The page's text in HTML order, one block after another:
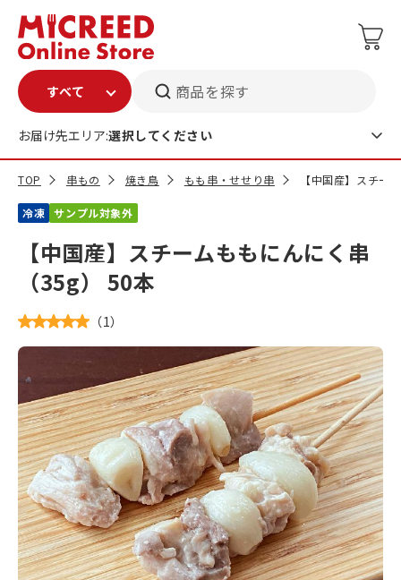
商品を探す
お届け先エリア:選択してください
TOP 串もの 焼き鳥 もも串・せせり串 【中国産】スチー
冷凍 サンプル対象外
【中国産】スチームももにんにく串
（35g） 50本
（1）